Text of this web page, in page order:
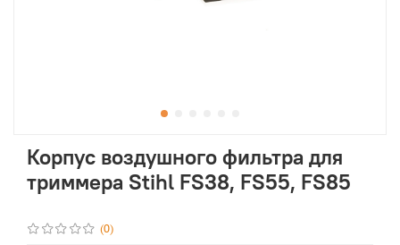
(0)
Корпус воздушного фильтра для
триммера Stihl FS38, FS55, FS85